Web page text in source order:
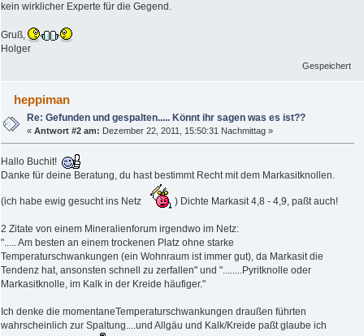
kein wirklicher Experte für die Gegend.
Gruß,
Holger
Gespeichert
heppiman
Re: Gefunden und gespalten..... Könnt ihr sagen was es ist??
«Antwort #2 am: Dezember 22, 2011, 15:50:31 Nachmittag »
Hallo Buchit!
Danke für deine Beratung, du hast bestimmt Recht mit dem Markasitknollen.
(ich habe ewig gesucht ins Netz ) Dichte Markasit 4,8 - 4,9, paßt auch!
2 Zitate von einem Mineralienforum irgendwo im Netz:
"..... Am besten an einem trockenen Platz ohne starke
Temperaturschwankungen (ein Wohnraum ist immer gut), da Markasit die
Tendenz hat, ansonsten schnell zu zerfallen" und "........Pyritknolle oder
Markasitknolle, im Kalk in der Kreide häufiger."
Ich denke die momentaneTemperaturschwankungen draußen führten
wahrscheinlich zur Spaltung....und Allgäu und Kalk/Kreide paßt glaube ich